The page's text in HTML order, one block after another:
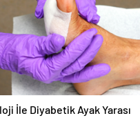
Çevrildi
İle Diyabetik Ayak Yarası